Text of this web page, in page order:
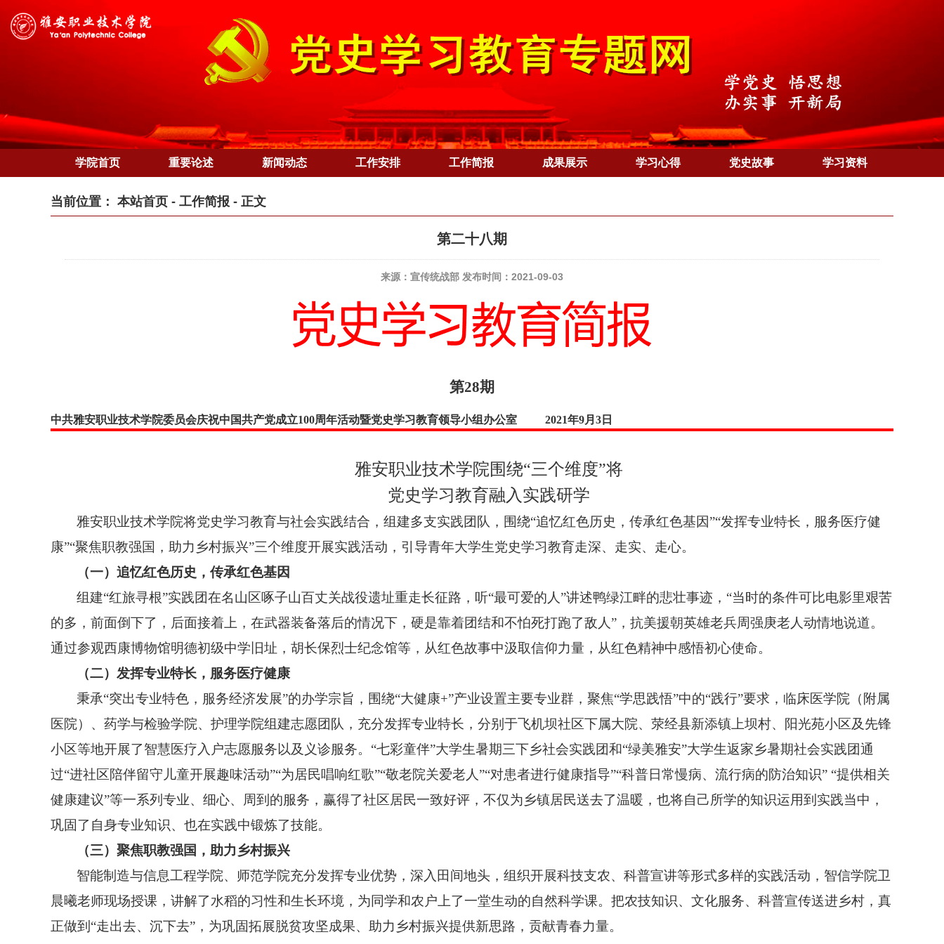
学院首页 重要论述 新闻动态 工作安排 工作简报 成果展示 学习心得 党史故事 学习资料
当前位置： 本站首页 - 工作简报 - 正文
第二十八期
来源：宣传统战部 发布时间：2021-09-03
第28期
中共雅安职业技术学院委员会庆祝中国共产党成立100周年活动暨党史学习教育领导小组办公室 2021年9月3日
雅安职业技术学院围绕“三个维度”将
党史学习教育融入实践研学
雅安职业技术学院将党史学习教育与社会实践结合，组建多支实践团队，围绕“追忆红色历史，传承红色基因”“发挥专业特长，服务医疗健
康”“聚焦职教强国，助力乡村振兴”三个维度开展实践活动，引导青年大学生党史学习教育走深、走实、走心。
（一）追忆红色历史，传承红色基因
组建“红旅寻根”实践团在名山区啄子山百丈关战役遗址重走长征路，听“最可爱的人”讲述鸭绿江畔的悲壮事迹，“当时的条件可比电影里艰苦
的多，前面倒下了，后面接着上，在武器装备落后的情况下，硬是靠着团结和不怕死打跑了敌人”，抗美援朝英雄老兵周强庚老人动情地说道。
通过参观西康博物馆明德初级中学旧址，胡长保烈士纪念馆等，从红色故事中汲取信仰力量，从红色精神中感悟初心使命。
（二）发挥专业特长，服务医疗健康
秉承“突出专业特色，服务经济发展”的办学宗旨，围绕“大健康+”产业设置主要专业群，聚焦“学思践悟”中的“践行”要求，临床医学院（附属
医院）、药学与检验学院、护理学院组建志愿团队，充分发挥专业特长，分别于飞机坝社区下属大院、荥经县新添镇上坝村、阳光苑小区及先锋
小区等地开展了智慧医疗入户志愿服务以及义诊服务。“七彩童伴”大学生暑期三下乡社会实践团和“绿美雅安”大学生返家乡暑期社会实践团通
过“进社区陪伴留守儿童开展趣味活动”“为居民唱响红歌”“敬老院关爱老人”“对患者进行健康指导”“科普日常慢病、流行病的防治知识” “提供相关
健康建议”等一系列专业、细心、周到的服务，赢得了社区居民一致好评，不仅为乡镇居民送去了温暖，也将自己所学的知识运用到实践当中，
巩固了自身专业知识、也在实践中锻炼了技能。
（三）聚焦职教强国，助力乡村振兴
智能制造与信息工程学院、师范学院充分发挥专业优势，深入田间地头，组织开展科技支农、科普宣讲等形式多样的实践活动，智信学院卫
晨曦老师现场授课，讲解了水稻的习性和生长环境，为同学和农户上了一堂生动的自然科学课。把农技知识、文化服务、科普宣传送进乡村，真
正做到“走出去、沉下去”，为巩固拓展脱贫攻坚成果、助力乡村振兴提供新思路，贡献青春力量。